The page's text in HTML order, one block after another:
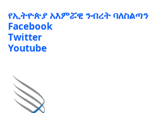
የኢትዮጵያ አእምሯዊ ንብረት ባለስልጣን
Facebook
Twitter
Youtube